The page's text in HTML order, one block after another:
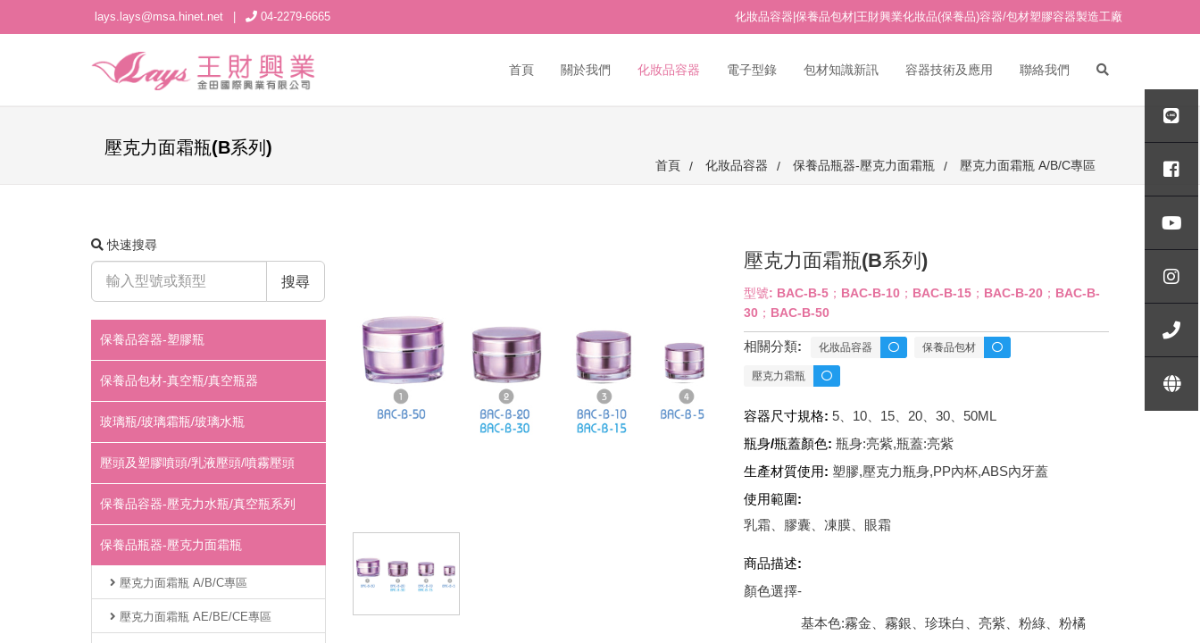
lays.lays@msa.hinet.net 04-2279-6665 化妝品容器|保養品包材|王財興業化妝品(保養品)容器/包材塑膠容器製造工廠
首頁 關於我們 化妝品容器
PETG面霜瓶/PETG塑膠面霜
AB真空瓶專區
API真空瓶專區
APL真空瓶專區
APS真空瓶專區
玻璃面霜瓶
18牙點滴(點滴管)
24牙 壓頭/噴頭
壓克力水瓶/真空瓶-H專區
壓克力水瓶/真空瓶-ID專區
壓克力水瓶/真空瓶-IY專區
壓克力面霜瓶 A/B/C專區
壓克力面霜瓶 AE/BE/CE專區
壓克力面霜瓶 B2/B3/B4專區
壓克力面霜瓶 O1/O2專區
壓克力面霜瓶 CO專區
電子型錄 包材知識新訊 容器技術及應用 聯絡我們
壓克力面霜瓶(B系列)
首頁 化妝品容器 保養品瓶器-壓克力面霜瓶 壓克力面霜瓶 A/B/C專區
快速搜尋
搜尋
保養品容器-塑膠瓶
保養品包材-真空瓶/真空瓶器
玻璃瓶/玻璃霜瓶/玻璃水瓶
壓頭及塑膠噴頭/乳液壓頭/噴霧壓頭
保養品容器-壓克力水瓶/真空瓶系列
保養品瓶器-壓克力面霜瓶
壓克力面霜瓶 A/B/C專區
壓克力面霜瓶 AE/BE/CE專區
壓克力面霜瓶(B系列)
型號: BAC-B-5；BAC-B-10；BAC-B-15；BAC-B-20；BAC-B-
30；BAC-B-50
相關分類: 化妝品容器 保養品包材
壓克力霜瓶
容器尺寸規格: 5、10、15、20、30、50ML
瓶身/瓶蓋顏色: 瓶身:亮紫,瓶蓋:亮紫
生產材質使用: 塑膠,壓克力瓶身,PP內杯,ABS內牙蓋
使用範圍:
乳霜、膠囊、凍膜、眼霜
商品描述:
顏色選擇-
基本色:霧金、霧銀、珍珠白、亮紫、粉綠、粉橘